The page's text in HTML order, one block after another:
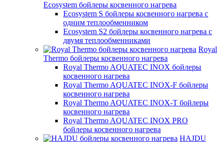
Ecosystem бойлеры косвенного нагрева
Ecosystem S бойлеры косвенного нагрева с
одним теплообменником
Ecosystem S2 бойлеры косвенного нагрева с
двумя теплообменниками
Royal
Thermo бойлеры косвенного нагрева
Royal Thermo AQUATEC INOX бойлеры
косвенного нагрева
Royal Thermo AQUATEC INOX-F бойлеры
косвенного нагрева
Royal Thermo AQUATEC INOX-T бойлеры
косвенного нагрева
Royal Thermo AQUATEC INOX PRO
бойлеры косвенного нагрева
HAJDU